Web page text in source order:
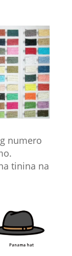
numero
tinina na